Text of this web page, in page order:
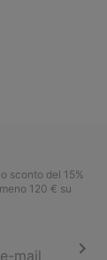
sconto del 15%
120 € su